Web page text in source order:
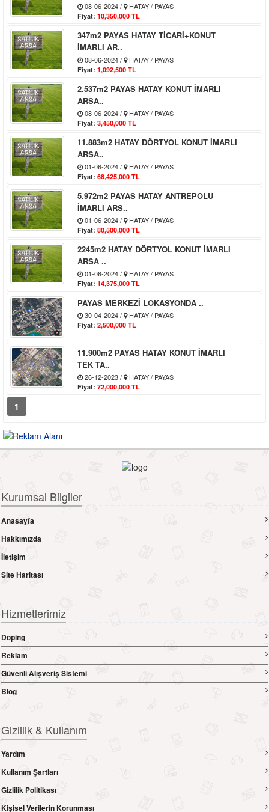
08-06-2024 / HATAY / PAYAS
Fiyat: 10,350,000 TL
347m2 PAYAS HATAY TİCARİ+KONUT
İMARLI AR..
08-06-2024 / HATAY / PAYAS
Fiyat: 1,092,500 TL
2.537m2 PAYAS HATAY KONUT İMARLI
ARSA..
08-06-2024 / HATAY / PAYAS
Fiyat: 3,450,000 TL
11.883m2 HATAY DÖRTYOL KONUT İMARLI
ARSA..
01-06-2024 / HATAY / PAYAS
Fiyat: 68,425,000 TL
5.972m2 PAYAS HATAY ANTREPOLU
İMARLI ARS..
01-06-2024 / HATAY / PAYAS
Fiyat: 80,500,000 TL
2245m2 HATAY DÖRTYOL KONUT İMARLI
ARSA ..
01-06-2024 / HATAY / PAYAS
Fiyat: 14,375,000 TL
PAYAS MERKEZİ LOKASYONDA ..
30-04-2024 / HATAY / PAYAS
Fiyat: 2,500,000 TL
11.900m2 PAYAS HATAY KONUT İMARLI
TEK TA..
26-12-2023 / HATAY / PAYAS
Fiyat: 72,000,000 TL
1
Kurumsal Bilgiler
Anasayfa
Hakkımızda
İletişim
Site Haritası
Hizmetlerimiz
Doping
Reklam
Güvenli Alışveriş Sistemi
Blog
Gizlilik & Kullanım
Yardım
Kullanım Şartları
Gizlilik Politikası
Kişisel Verilerin Korunması